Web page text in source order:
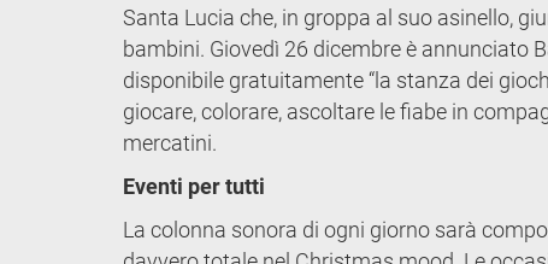
Santa Lucia che, in groppa al suo asinello,
bambini. Giovedì 26 dicembre è annunciato
disponibile gratuitamente “la stanza dei
giocare, colorare, ascoltare le fiabe in
mercatini.
Eventi per tutti
La colonna sonora di ogni giorno sarà